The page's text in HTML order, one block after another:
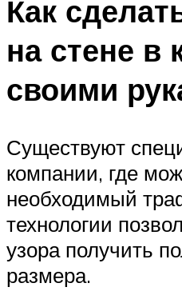
Как
на стене в
своими
Существуют
компании, где
необходимый
технологии
узора получить
размера.